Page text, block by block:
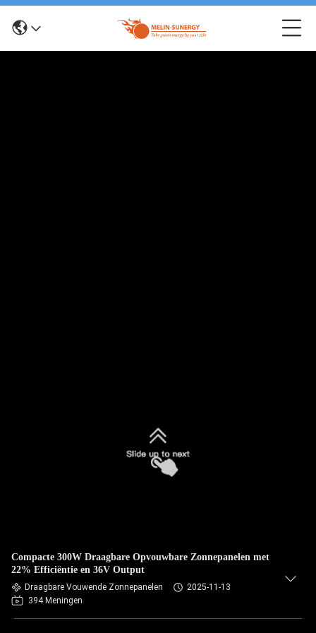
Compacte 300W Draagbare Opvouwbare Zonnepanelen met
22% Efficiëntie en 36V Output
Draagbare Vouwende Zonnepanelen
2025-11-13
394 Meningen